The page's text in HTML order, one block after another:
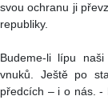
svou ochranu ji
republiky.
Budeme-li lípu
vnuků. Ještě po
předcích – i o nás. -